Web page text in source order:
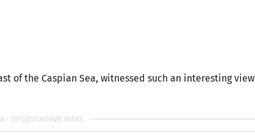
of the Caspian Sea, witnessed such an interesting view